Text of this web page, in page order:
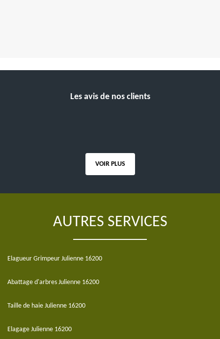
Les avis de nos clients
VOIR PLUS
AUTRES SERVICES
Elagueur Grimpeur Julienne 16200
Abattage d'arbres Julienne 16200
Taille de haie Julienne 16200
Elagage Julienne 16200